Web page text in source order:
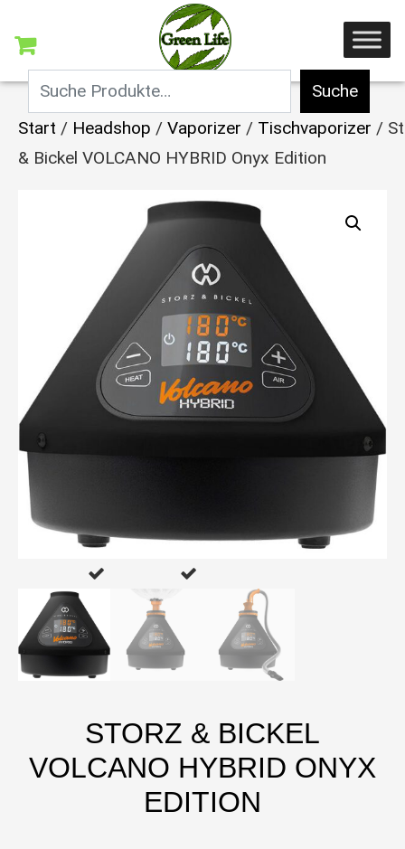
Suche
Start / Headshop / Vaporizer / Tischvaporizer /
& Bickel VOLCANO HYBRID Onyx Edition
STORZ & BICKEL
VOLCANO HYBRID ONYX
EDITION